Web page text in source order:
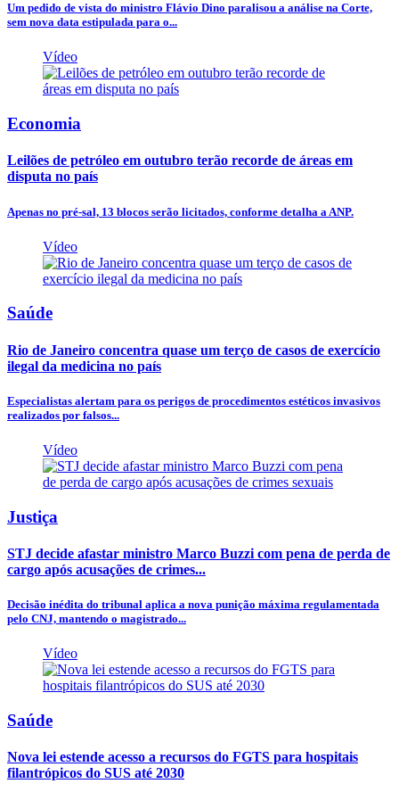
Um pedido de vista do ministro Flávio Dino paralisou a análise na Corte,
sem nova data estipulada para o...
Vídeo
Economia
Leilões de petróleo em outubro terão recorde de áreas em
disputa no país
Apenas no pré-sal, 13 blocos serão licitados, conforme detalha a ANP.
Vídeo
Saúde
Rio de Janeiro concentra quase um terço de casos de exercício
ilegal da medicina no país
Especialistas alertam para os perigos de procedimentos estéticos invasivos
realizados por falsos...
Vídeo
Justiça
STJ decide afastar ministro Marco Buzzi com pena de perda de
cargo após acusações de crimes...
Decisão inédita do tribunal aplica a nova punição máxima regulamentada
pelo CNJ, mantendo o magistrado...
Vídeo
Saúde
Nova lei estende acesso a recursos do FGTS para hospitais
filantrópicos do SUS até 2030